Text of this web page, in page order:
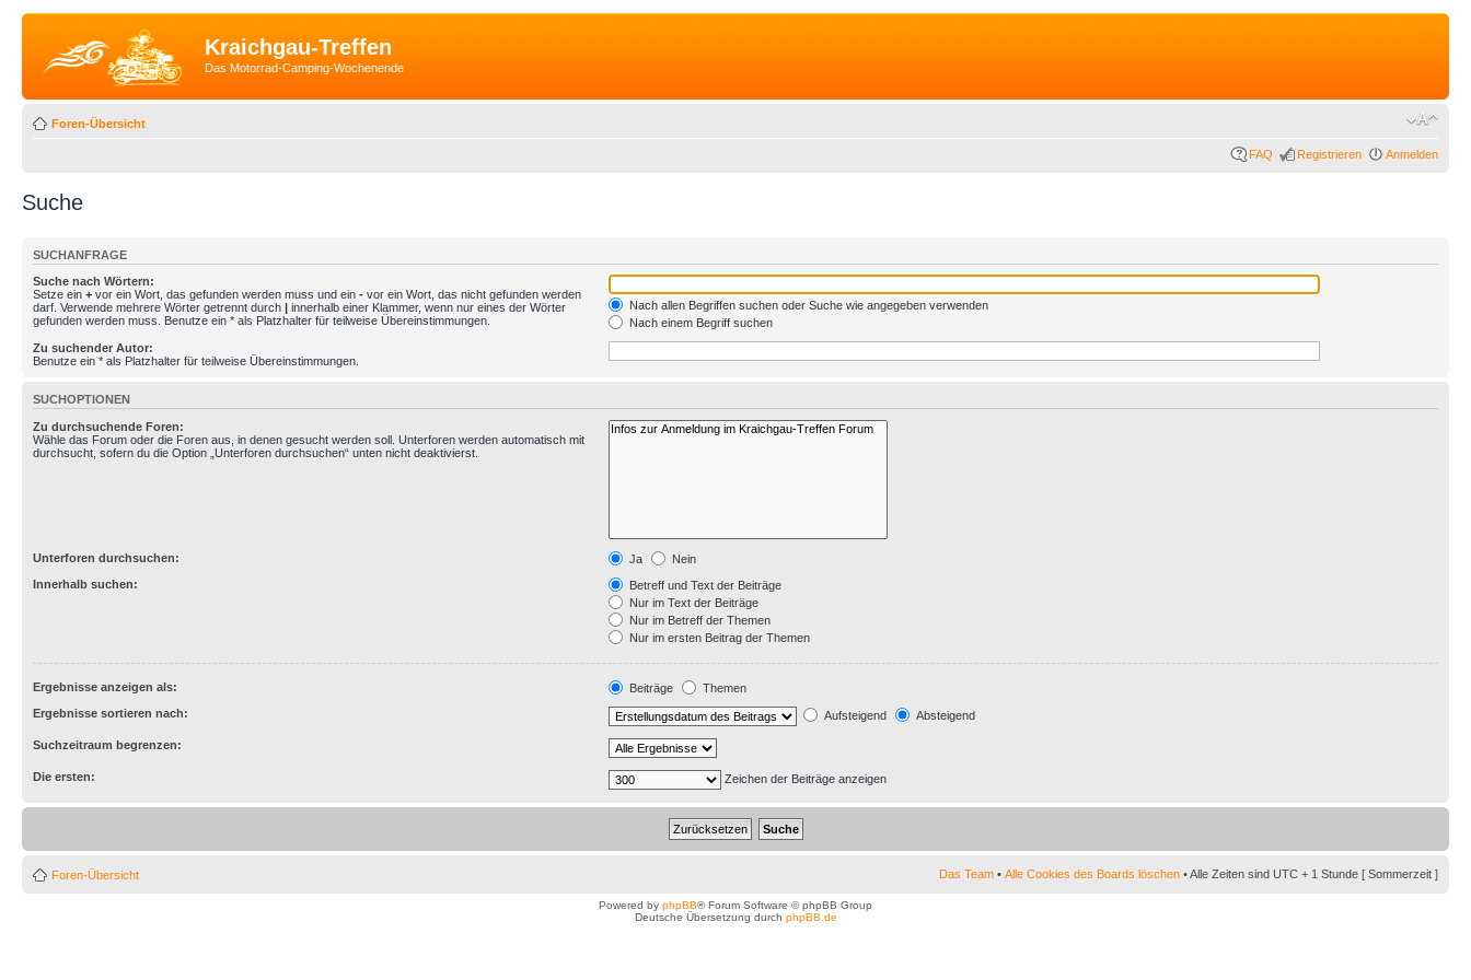
Kraichgau-Treffen
Das Motorrad-Camping-Wochenende
Foren-Übersicht
FAQ Registrieren Anmelden
Suche
SUCHANFRAGE
Suche nach Wörtern:
Setze ein + vor ein Wort, das gefunden werden muss und ein - vor ein Wort, das nicht gefunden werden
darf. Verwende mehrere Wörter getrennt durch | innerhalb einer Klammer, wenn nur eines der Wörter
gefunden werden muss. Benutze ein * als Platzhalter für teilweise Übereinstimmungen.
Nach allen Begriffen suchen oder Suche wie angegeben verwenden
Nach einem Begriff suchen
Zu suchender Autor:
Benutze ein * als Platzhalter für teilweise Übereinstimmungen.
SUCHOPTIONEN
Zu durchsuchende Foren:
Wähle das Forum oder die Foren aus, in denen gesucht werden soll. Unterforen werden automatisch mit
durchsucht, sofern du die Option „Unterforen durchsuchen“ unten nicht deaktivierst.
Unterforen durchsuchen: Ja
Nein
Innerhalb suchen:
Betreff und Text der Beiträge
Nur im Text der Beiträge
Nur im Betreff der Themen
Nur im ersten Beitrag der Themen
Ergebnisse anzeigen als: Beiträge
Themen
Ergebnisse sortieren nach:
Aufsteigend Absteigend
Suchzeitraum begrenzen:
Die ersten: Zeichen der Beiträge anzeigen
Foren-Übersicht Das Team • Alle Cookies des Boards löschen • Alle Zeiten sind UTC + 1 Stunde [ Sommerzeit ]
Powered by phpBB® Forum Software © phpBB Group
Deutsche Übersetzung durch phpBB.de